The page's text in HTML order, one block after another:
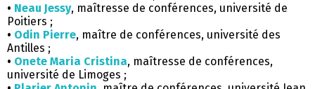
• Neau Jessy, maîtresse de conférences, université de
Poitiers ;
• Odin Pierre, maître de conférences, université des
Antilles ;
• Onete Maria Cristina, maîtresse de conférences,
université de Limoges ;